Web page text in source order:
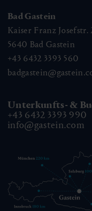
Bad Gastein
Kaiser Franz Josefstr.
5640 Bad Gastein
+43 6432 3393 560
Unterkunfts- &
+43 6432 3393 990
info@gastein.com